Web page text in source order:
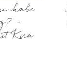
habe
–
Kira